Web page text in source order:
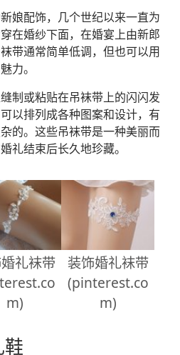
娘配饰，几个世纪以来一直为
在婚纱下面，在婚宴上由新郎
带通常简单低调，但也可以用
力。
制或粘贴在吊袜带上的闪闪发
以排列成各种图案和设计，有
的。这些吊袜带是一种美丽而
礼结束后长久地珍藏。
礼袜带
m)
装饰婚礼袜带
(pinterest.co
m)